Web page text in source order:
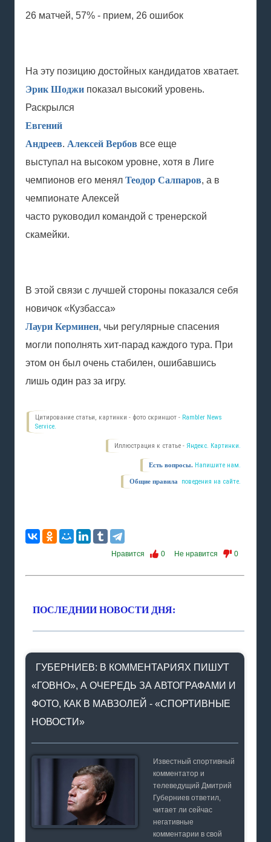
26 матчей, 57% - прием, 26 ошибок
На эту позицию достойных кандидатов хватает.
Эрик Шоджи показал высокий уровень.
Раскрылся
Евгений
Андреев. Алексей Вербов все еще
выступал на высоком уровне, хотя в Лиге
чемпионов его менял Теодор Салпаров, а в
чемпионате Алексей
часто руководил командой с тренерской
скамейки.
В этой связи с лучшей стороны показался себя
новичок «Кузбасса»
Лаури Керминен, чьи регулярные спасения
могли пополнять хит-парад каждого тура. При
этом он был очень стабилен, ошибавшись
лишь один раз за игру.
Цитирование статьи, картинки - фото скриншот - Rambler News
Service.
Иллюстрация к статье - Яндекс. Картинки.
Есть вопросы. Напишите нам.
Общие правила поведения на сайте.
Нравится 0 Не нравится 0
ПОСЛЕДНИИ НОВОСТИ ДНЯ:
ГУБЕРНИЕВ: В КОММЕНТАРИЯХ ПИШУТ
«ГОВНО», А ОЧЕРЕДЬ ЗА АВТОГРАФАМИ И
ФОТО, КАК В МАВЗОЛЕЙ - «СПОРТИВНЫЕ
НОВОСТИ»
Известный спортивный
комментатор и
телеведущий Дмитрий
Губерниев ответил,
читает ли сейчас
негативные
комментарии в свой